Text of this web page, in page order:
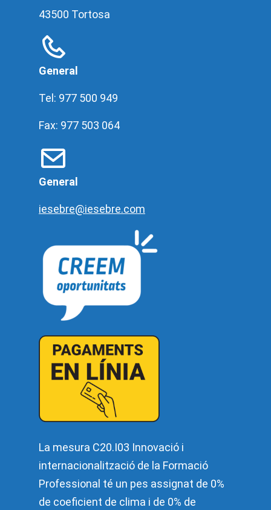
43500 Tortosa
General
Tel: 977 500 949
Fax: 977 503 064
General
iesebre@iesebre.com
La mesura C20.I03 Innovació i
internacionalització de la Formació
Professional té un pes assignat de 0%
de coeficient de clima i de 0% de